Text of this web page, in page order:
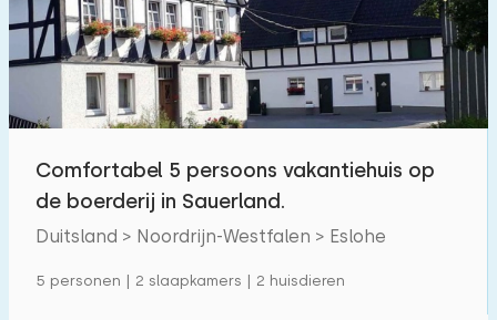
Zwembad 0
Omheinde tuin 2
Huisdiervrij 43
Oplaadpunt auto
Comfortabel 5 persoons vakantiehuis op
de boerderij in Sauerland.
Duitsland > Noordrijn-Westfalen > Eslohe
5 personen | 2 slaapkamers | 2 huisdieren